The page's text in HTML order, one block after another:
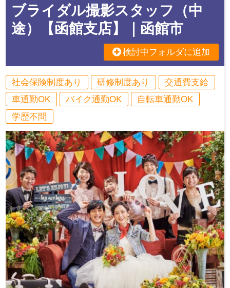
ブライダル撮影スタッフ（中
途）【函館支店】｜函館市
検討中フォルダに追加
社会保険制度あり 研修制度あり
交通費支給
車通勤OK
バイク通勤OK
自転車通勤OK
学歴不問